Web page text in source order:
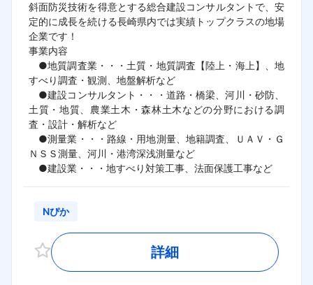
斜面防災技術を得意とする総合建設コンサルタントで、安
定的に成長を続ける長崎県内では実績トップクラスの地場
企業です！
事業内容
●地質調査業・・・土質・地質調査【陸上・海上】、地
すべり調査・観測、地盤解析など
●建設コンサルタント・・・道路・橋梁、河川・砂防、
土質・地質、農業土木・森林土木などの分野における調
査・設計・解析など
●測量業・・・路線・用地測量、地籍調査、ＵＡＶ・Ｇ
ＮＳＳ測量、河川・港湾深浅測量など
●建設業・・・地すべり対策工事、法面保護工事など
Nぴか
詳細